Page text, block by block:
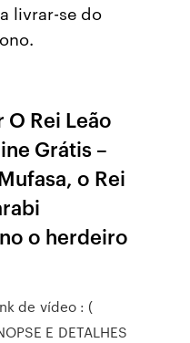
livrar-se do
O Rei Leão
Grátis –
o Rei
o herdeiro
de vídeo : (
E DETALHES